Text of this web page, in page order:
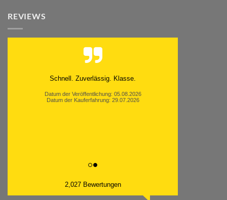
REVIEWS
Schnell. Zuverlässig. Klasse.
Datum der Veröffentlichung: 05.08.2026
Datum der Kauferfahrung: 29.07.2026
2,027 Bewertungen